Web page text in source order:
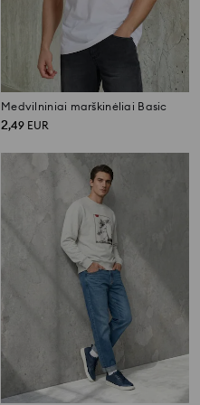
Medvilniniai marškinėliai Basic
2,49 EUR